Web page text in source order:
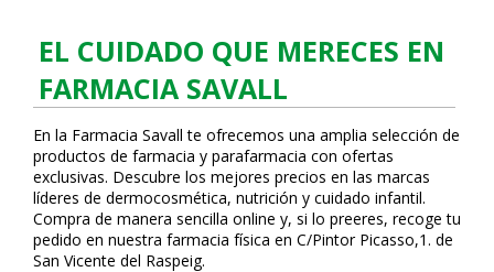
EL CUIDADO QUE MERECES EN
FARMACIA SAVALL
En la Farmacia Savall te ofrecemos una amplia selección de
productos de farmacia y parafarmacia con ofertas
exclusivas. Descubre los mejores precios en las marcas
líderes de dermocosmética, nutrición y cuidado infantil.
Compra de manera sencilla online y, si lo prefieres, recoge tu
pedido en nuestra farmacia física en C/Pintor Picasso,1. de
San Vicente del Raspeig.